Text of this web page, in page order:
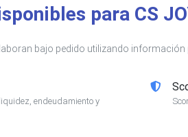
para CS
bajo pedido utilizando
endeudamiento y